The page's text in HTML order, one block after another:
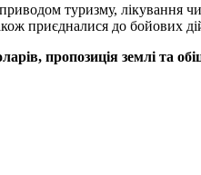
туризму, лікування
приєдналися до бойових
пропозиція землі та